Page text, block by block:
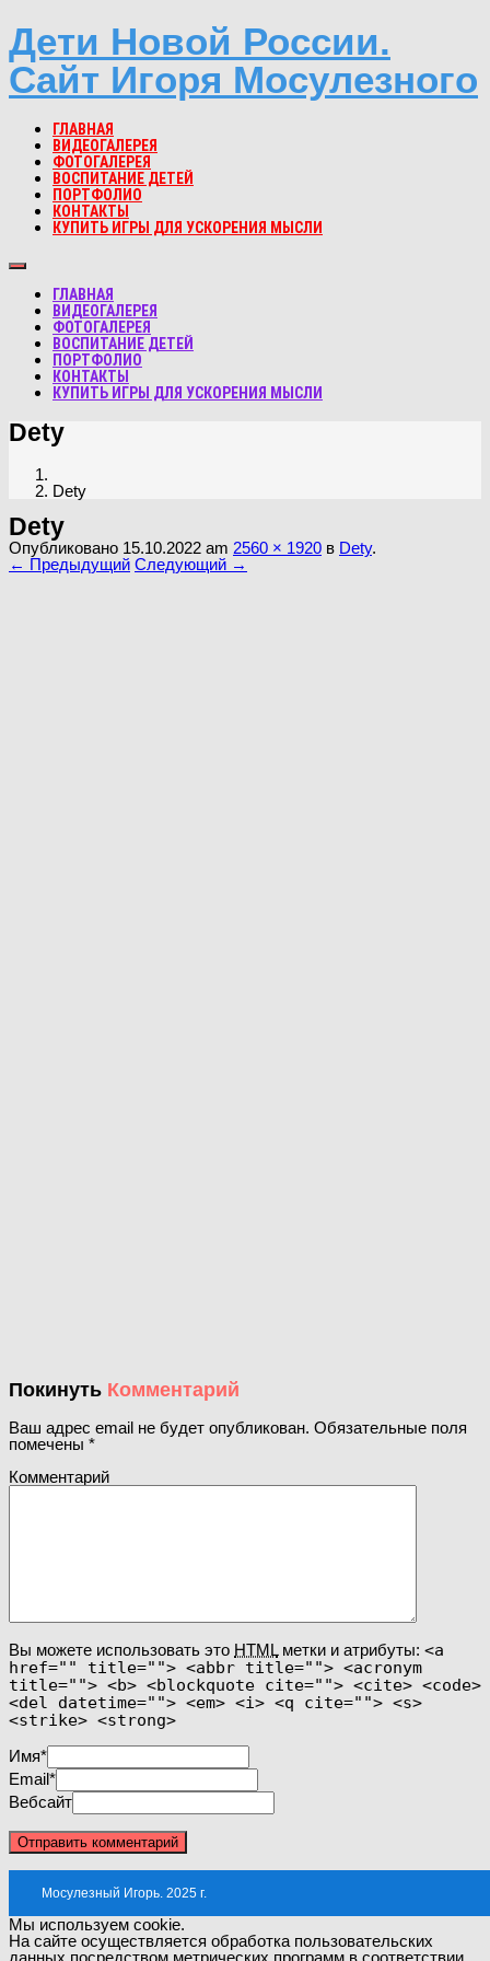
Дети Новой России.
Сайт Игоря Мосулезного
ГЛАВНАЯ
ВИДЕОГАЛЕРЕЯ
ФОТОГАЛЕРЕЯ
ВОСПИТАНИЕ ДЕТЕЙ
ПОРТФОЛИО
КОНТАКТЫ
КУПИТЬ ИГРЫ ДЛЯ УСКОРЕНИЯ МЫСЛИ
ГЛАВНАЯ
ВИДЕОГАЛЕРЕЯ
ФОТОГАЛЕРЕЯ
ВОСПИТАНИЕ ДЕТЕЙ
ПОРТФОЛИО
КОНТАКТЫ
КУПИТЬ ИГРЫ ДЛЯ УСКОРЕНИЯ МЫСЛИ
Dety
Dety
Dety
Опубликовано 15.10.2022 am 2560 × 1920 в Dety.
← Предыдущий Следующий →
Покинуть Комментарий
Ваш адрес email не будет опубликован. Обязательные поля
помечены *
Комментарий
Вы можете использовать это HTMLметки и атрибуты: <a
href="" title=""> <abbr title=""> <acronym
title=""> <b> <blockquote cite=""> <cite> <code>
<del datetime=""> <em> <i> <q cite=""> <s>
<strike> <strong>
Имя*
Email*
Вебсайт
Мосулезный Игорь. 2025 г.
Мы используем cookie.
На сайте осуществляется обработка пользовательских
данных посредством метрических программ в соответствии